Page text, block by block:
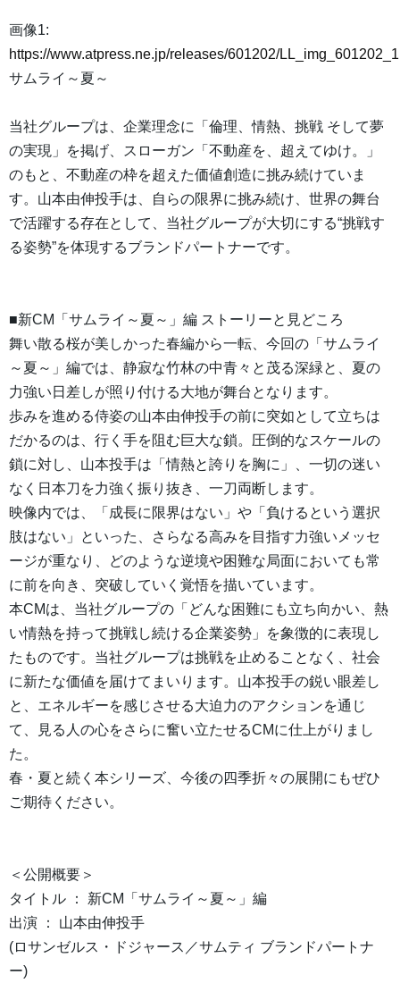
画像1:
https://www.atpress.ne.jp/releases/601202/
サムライ～夏～
当社グループは、企業理念に「倫理、情熱、挑戦 そして夢
の実現」を掲げ、スローガン「不動産を、超えてゆけ。」
のもと、不動産の枠を超えた価値創造に挑み続けていま
す。山本由伸投手は、自らの限界に挑み続け、世界の舞台
で活躍する存在として、当社グループが大切にする“挑戦す
る姿勢”を体現するブランドパートナーです。
■新CM「サムライ～夏～」編 ストーリーと見どころ
舞い散る桜が美しかった春編から一転、今回の「サムライ
～夏～」編では、静寂な竹林の中青々と茂る深緑と、夏の
力強い日差しが照り付ける大地が舞台となります。
歩みを進める侍姿の山本由伸投手の前に突如として立ちは
だかるのは、行く手を阻む巨大な鎖。圧倒的なスケールの
鎖に対し、山本投手は「情熱と誇りを胸に」、一切の迷い
なく日本刀を力強く振り抜き、一刀両断します。
映像内では、「成長に限界はない」や「負けるという選択
肢はない」といった、さらなる高みを目指す力強いメッセ
ージが重なり、どのような逆境や困難な局面においても常
に前を向き、突破していく覚悟を描いています。
本CMは、当社グループの「どんな困難にも立ち向かい、熱
い情熱を持って挑戦し続ける企業姿勢」を象徴的に表現し
たものです。当社グループは挑戦を止めることなく、社会
に新たな価値を届けてまいります。山本投手の鋭い眼差し
と、エネルギーを感じさせる大迫力のアクションを通じ
て、見る人の心をさらに奮い立たせるCMに仕上がりまし
た。
春・夏と続く本シリーズ、今後の四季折々の展開にもぜひ
ご期待ください。
＜公開概要＞
タイトル ： 新CM「サムライ～夏～」編
出演 ： 山本由伸投手
(ロサンゼルス・ドジャース／サムティ ブランドパートナ
ー)